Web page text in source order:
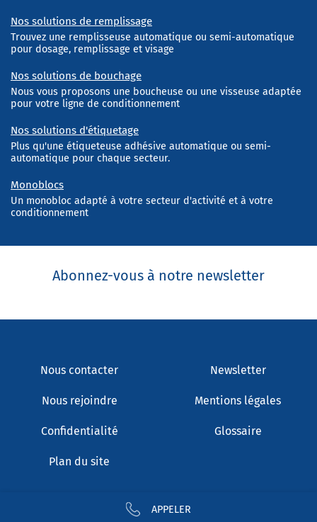
APPELER
Nos solutions de remplissage
Trouvez une remplisseuse automatique ou semi-automatique
pour dosage, remplissage et visage
Nos solutions de bouchage
Nous vous proposons une boucheuse ou une visseuse adaptée
pour votre ligne de conditionnement
Nos solutions d'étiquetage
Plus qu'une étiqueteuse adhésive automatique ou semi-
automatique pour chaque secteur.
Monoblocs
Un monobloc adapté à votre secteur d'activité et à votre
conditionnement
Abonnez-vous à notre newsletter
Nous contacter Newsletter
Nous rejoindre Mentions légales
Confidentialité Glossaire
Plan du site